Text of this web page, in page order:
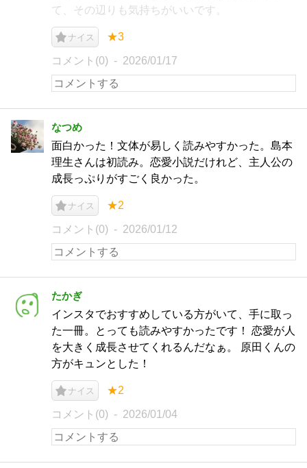
て、その辺りも気持ちがいいです。
ナイス ★3
コメント(0) 2026/01/17
なつめ
面白かった！文体が易しく読みやすかった。島本
理生さんは初読み。恋愛小説だけれど、主人公の
成長っぷりがすごく良かった。
ナイス ★2
コメント(0) 2026/01/12
たかぎ
インスタでおすすめしている方がいて、手に取っ
た一冊。とっても読みやすかったです！ 恋愛が人
を大きく成長させてくれるんだなぁ。 原田くんの
方がキュンとした！
ナイス ★2
コメント(0) 2026/01/04